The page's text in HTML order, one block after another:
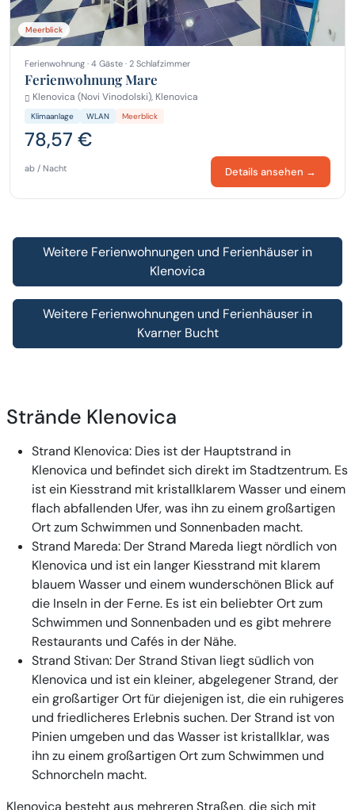
Meerblick
Ferienwohnung · 4 Gäste · 2 Schlafzimmer
Ferienwohnung Mare
Klenovica (Novi Vinodolski), Klenovica
Klimaanlage WLAN Meerblick
78,57 €
ab / Nacht Details ansehen →
Weitere Ferienwohnungen und Ferienhäuser in
Klenovica
Weitere Ferienwohnungen und Ferienhäuser in
Kvarner Bucht
Strände Klenovica
Strand Klenovica: Dies ist der Hauptstrand in
Klenovica und befindet sich direkt im Stadtzentrum. Es
ist ein Kiesstrand mit kristallklarem Wasser und einem
flach abfallenden Ufer, was ihn zu einem großartigen
Ort zum Schwimmen und Sonnenbaden macht.
Strand Mareda: Der Strand Mareda liegt nördlich von
Klenovica und ist ein langer Kiesstrand mit klarem
blauem Wasser und einem wunderschönen Blick auf
die Inseln in der Ferne. Es ist ein beliebter Ort zum
Schwimmen und Sonnenbaden und es gibt mehrere
Restaurants und Cafés in der Nähe.
Strand Stivan: Der Strand Stivan liegt südlich von
Klenovica und ist ein kleiner, abgelegener Strand, der
ein großartiger Ort für diejenigen ist, die ein ruhigeres
und friedlicheres Erlebnis suchen. Der Strand ist von
Pinien umgeben und das Wasser ist kristallklar, was
ihn zu einem großartigen Ort zum Schwimmen und
Schnorcheln macht.
Klenovica besteht aus mehreren Straßen, die sich mit